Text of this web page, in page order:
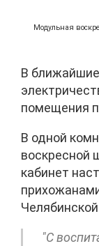
Модульная
В
помещения
В одной
воскресной
кабинет
"С